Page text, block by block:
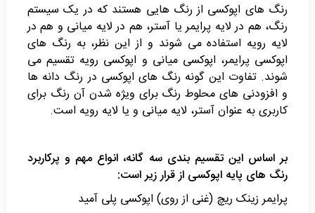
رنگ های اپوکسی از رنگ هایی هستند که در یک سیستم
رنگ، هم در لایه پرایمر یا آستر، هم در لایه میانی و هم در
لایه رویه استفاده می شوند و از این نظر، به رنگ های
اپوکسی پرایمر، اپوکسی میانی و اپوکسی رویه تقسیم می
شوند. تفاوت این گونه رنگ های اپوکسی در رنگ دانه ها
و افزودنی های محلوط رنگ برای ویژه شدن آن رنگ برای
کاربری به عنوان آستر، لایه میانی و یا لایه رویه است.
بر اساس این تقسیم بندی سه گانه، انواع مهم و پرکاربرد
رنگ های پایه اپوکسی از قرار زیر است:
پرایمر زینک ریچ (غنی از روی) اپوکسی پلی آمید